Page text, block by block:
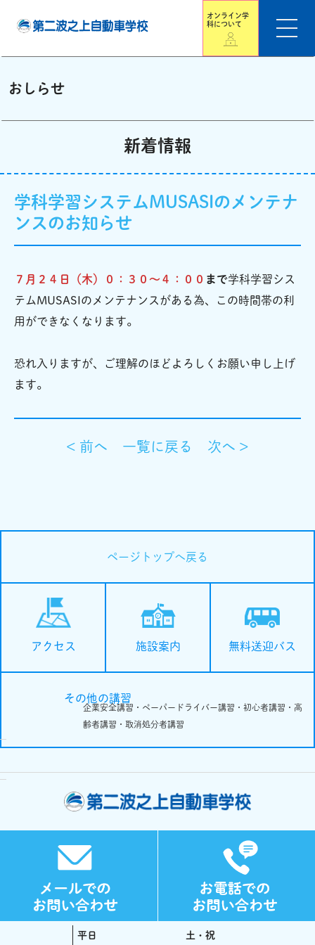
オンライン学
科について
おしらせ
新着情報
学科学習システムMUSASIのメンテナ
ンスのお知らせ
７月２４日（木）０：３０～４：００ まで学科学習シス
テムMUSASIのメンテナンスがある為、この時間帯の利
用ができなくなります。
恐れ入りますが、ご理解のほどよろしくお願い申し上げ
ます。
< 前へ 一覧に戻る 次へ >
ページトップへ戻る
アクセス 施設案内 無料送迎バス
その他の講習
企業安全講習・ペーパードライバー講習・初心者講習・高
齢者講習・取消処分者講習
平日 土・祝